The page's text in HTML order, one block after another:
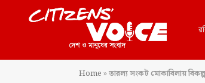
Home»তারল্য সংকট মোকাবিলায়